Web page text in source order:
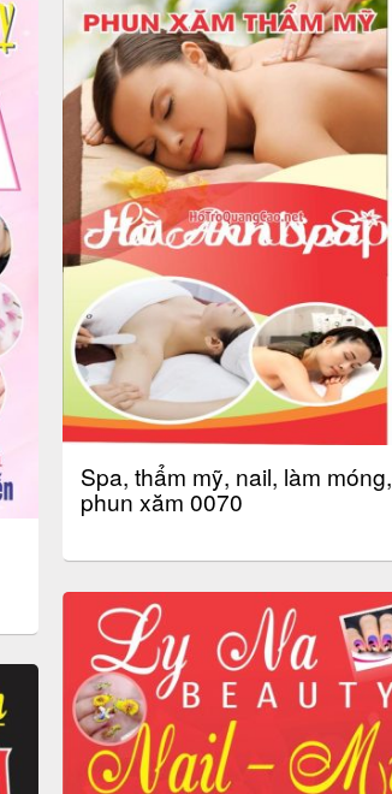
Spa, thẩm mỹ, nail, làm móng,
phun xăm 0070